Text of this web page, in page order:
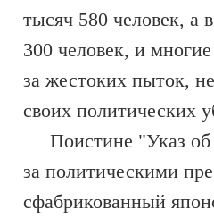
тысяч 580 человек, а
300 человек, и
за жестоких пыток,
своих политических
Поистине "Указ об
за политическими
сфабрикованный